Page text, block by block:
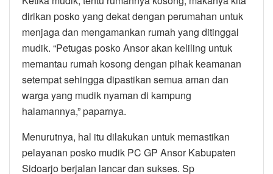
dirikan posko yang dekat dengan perumahan untuk
menjaga dan mengamankan rumah yang ditinggal
mudik. “Petugas posko Ansor akan keliling untuk
memantau rumah kosong dengan pihak keamanan
setempat sehingga dipastikan semua aman dan
warga yang mudik nyaman di kampung
halamannya,” paparnya.
Menurutnya, hal itu dilakukan untuk memastikan
pelayanan posko mudik PC GP Ansor Kabupaten
Sidoarjo berjalan lancar dan sukses. Sp